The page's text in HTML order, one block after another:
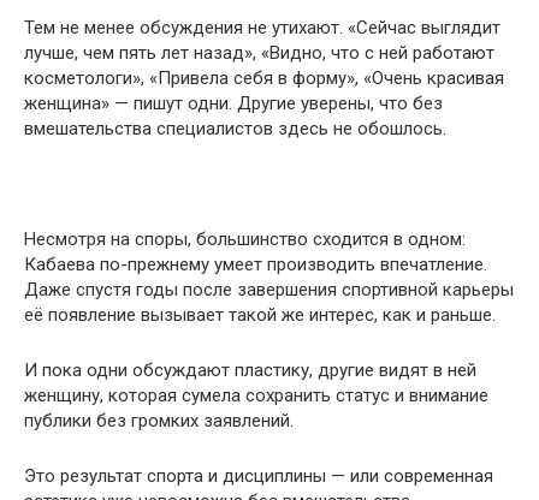
Тем не менее обсуждения не утихают. «Сейчас выглядит
лучше, чем пять лет назад», «Видно, что с ней работают
косметологи», «Привела себя в форму», «Очень красивая
женщина» — пишут одни. Другие уверены, что без
вмешательства специалистов здесь не обошлось.
Несмотря на споры, большинство сходится в одном:
Кабаева по-прежнему умеет производить впечатление.
Даже спустя годы после завершения спортивной карьеры
её появление вызывает такой же интерес, как и раньше.
И пока одни обсуждают пластику, другие видят в ней
женщину, которая сумела сохранить статус и внимание
публики без громких заявлений.
Это результат спорта и дисциплины — или современная